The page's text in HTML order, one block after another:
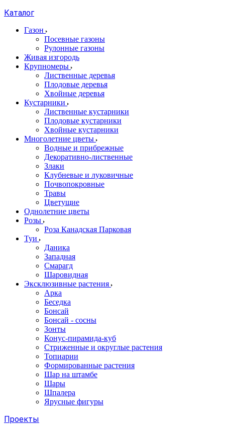
Каталог
Газон
Посевные газоны
Рулонные газоны
Живая изгородь
Крупномеры
Лиственные деревья
Плодовые деревья
Хвойные деревья
Кустарники
Лиственные кустарники
Плодовые кустарники
Хвойные кустарники
Многолетние цветы
Водные и прибрежные
Декоративно-лиственные
Злаки
Клубневые и луковичные
Почвопокровные
Травы
Цветущие
Однолетние цветы
Розы
Роза Канадская Парковая
Туи
Даника
Западная
Смарагд
Шаровидная
Эксклюзивные растения
Арка
Беседка
Бонсай
Бонсай - сосны
Зонты
Конус-пирамида-куб
Стриженные и округлые растения
Топиарии
Формированные растения
Шар на штамбе
Шары
Шпалера
Ярусные фигуры
Проекты